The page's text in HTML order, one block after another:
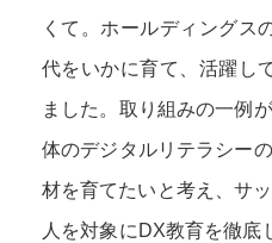
くて。ホールディングス
代をいかに育て、活躍し
ました。取り組みの一例
体のデジタルリテラシー
材を育てたいと考え、サ
人を対象にDX教育を徹底